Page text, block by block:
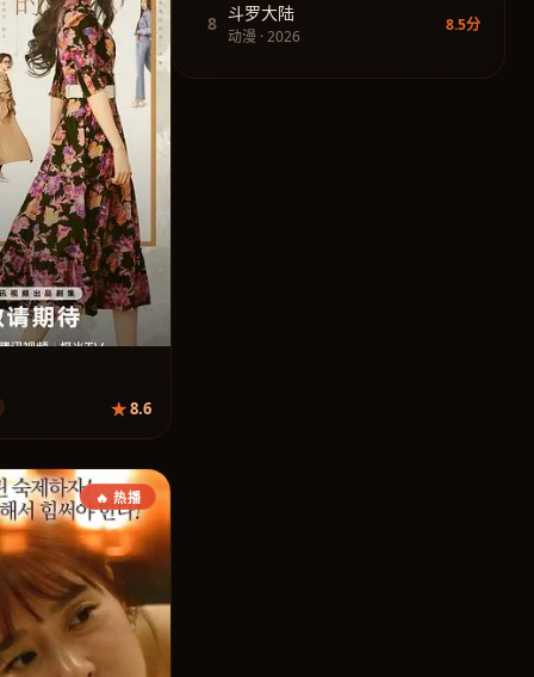
8.6
🔥 热播
8 斗罗大陆
动漫 · 2026
8.5分